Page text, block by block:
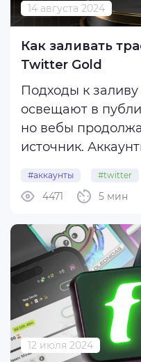
14 августа 2024
Как заливать
Twitter Gold
Подходы к
освещают в
но вебы
источник.
тоже
публикуют
ежедневно на
Сегодня
#аккаунты #twitter
5 мин
4471
12 июля 2024